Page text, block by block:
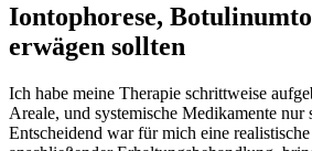
Iontophorese,
erwägen sollten
Ich habe meine Therapie schrittweise⁣
Areale, und systemische ⁤Medikamente
Entscheidend war für mich eine